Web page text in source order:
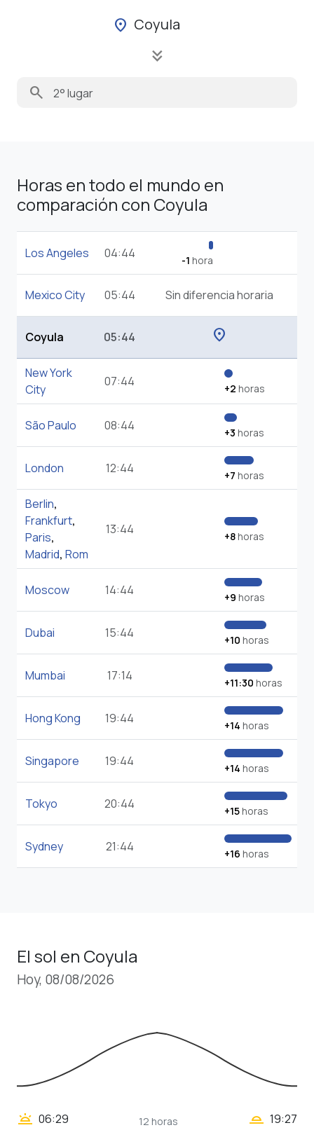
location_on Coyula
keyboard_double_arrow_down
search
Horas en todo el mundo en
comparación con Coyula
Los Angeles 04:44 -1 hora
Mexico City 05:44 Sin diferencia horaria
Coyula 05:44 location_on
New York
City
07:44 +2 horas
São Paulo 08:44 +3 horas
London 12:44 +7 horas
Berlin,
Frankfurt,
Paris,
Madrid, Rom
13:44 +8horas
Moscow 14:44 +9 horas
Dubai 15:44 +10 horas
Mumbai 17:14 +11:30 horas
Hong Kong 19:44 +14 horas
Singapore 19:44 +14 horas
Tokyo 20:44 +15horas
Sydney 21:44 +16 horas
El sol en Coyula
Hoy, 08/08/2026
wb_twilight 06:29
12 horas
wb_twilight_2 19:27